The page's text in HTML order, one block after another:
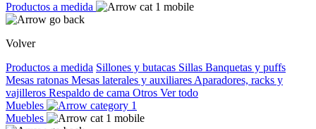
Productos a medida
Volver
Productos a medida Sillones y butacas Sillas Banquetas y puffs
Mesas ratonas Mesas laterales y auxiliares Aparadores, racks y
vajilleros Respaldo de cama Otros Ver todo
Muebles
Muebles